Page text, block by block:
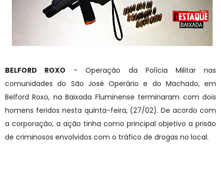
BELFORD ROXO - Operação da Polícia Militar nas
comunidades do São José Operário e do Machado, em
Belford Roxo, na Baixada Fluminense terminaram com dois
homens feridos nesta quinta-feira, (27/02). De acordo com
a corporação, a ação tinha como principal objetivo a prisão
de criminosos envolvidos com o tráfico de drogas no local.